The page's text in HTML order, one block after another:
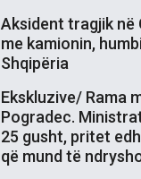
Aksident tragjik në
me kamionin,
Shqipëria
Ekskluzive/ Rama
Pogradec.
25 gusht, pritet
që mund të